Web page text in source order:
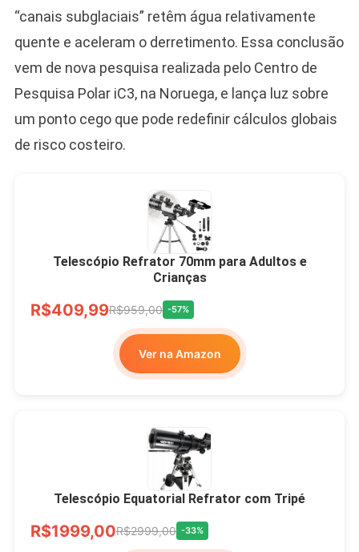
“canais subglaciais” retêm água relativamente
quente e aceleram o derretimento. Essa conclusão
vem de nova pesquisa realizada pelo Centro de
Pesquisa Polar iC3, na Noruega, e lança luz sobre
um ponto cego que pode redefinir cálculos globais
de risco costeiro.
Telescópio Refrator 70mm para Adultos e
Crianças
R$409,99R$959,00 -57%
Ver na Amazon
Telescópio Equatorial Refrator com Tripé
R$1999,00R$2999,00 -33%